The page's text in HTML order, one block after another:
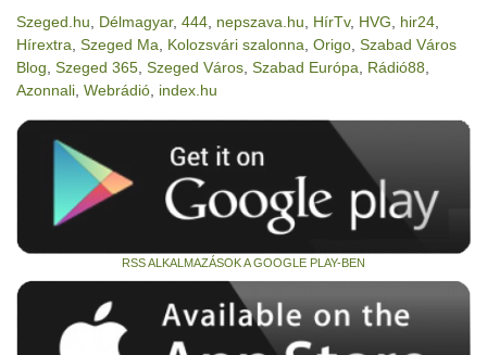
Szeged.hu Délmagyar, 444 nepszava.hu HírTv, HVG hir24
Hírextra Szeged Ma Kolozsvári szalonna Origo Szabad Város
Blog Szeged 365 Szeged Város Szabad Európa Rádió88
Azonnali Webrádió index.hu
RSS ALKALMAZÁSOK A GOOGLE PLAY-BEN